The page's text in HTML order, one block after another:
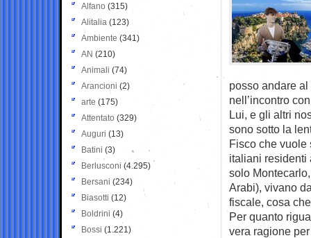
posso andare
nell’incontro
Lui, e gli altri
sono sotto la
Fisco che vuole
italiani residenti
solo
Arabi), vivano
fiscale, cosa
Per quanto
vera ragione
Alfano (315)
Alitalia (123)
Ambiente (341)
AN (210)
Animali (74)
Arancioni (2)
arte (175)
Attentato (329)
Auguri (13)
Batini (3)
Berlusconi (4.295)
Bersani (234)
Biasotti (12)
Boldrini (4)
Bossi (1.221)